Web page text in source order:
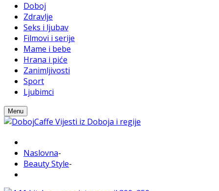
Doboj
Zdravlje
Seks i ljubav
Filmovi i serije
Mame i bebe
Hrana i piće
Zanimljivosti
Sport
Ljubimci
Menu
Naslovna-
Beauty Style-